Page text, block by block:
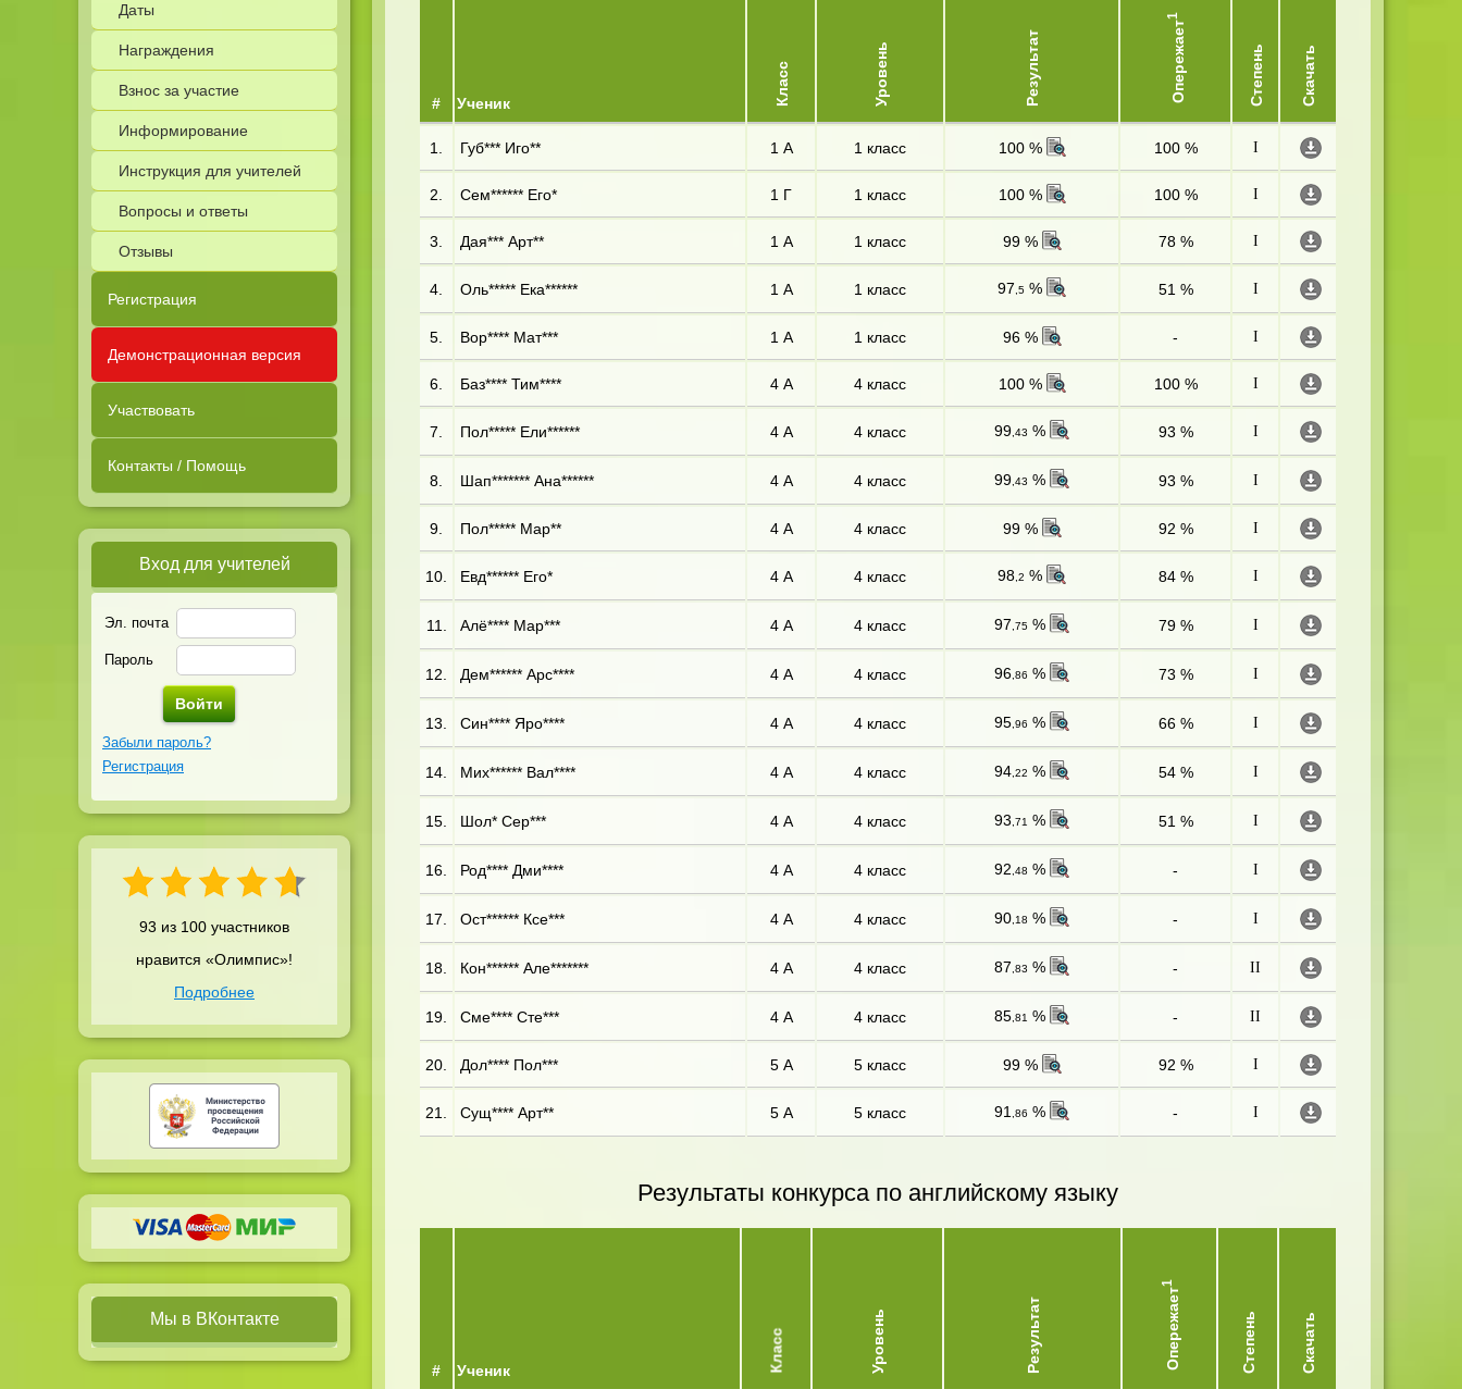
Даты
Награждения
Взнос за участие
Информирование
Инструкция для учителей
Вопросы и ответы
Отзывы
Регистрация
Демонстрационная версия
Участвовать
Контакты / Помощь
Вход для учителей
Эл. почта
Пароль
Забыли пароль?
Регистрация
93 из 100 участников
нравится «Олимпис»!
Подробнее
Мы в ВКонтакте
# Ученик Класс Уровень Результат Опережает
1
Степень Скачать
1. Губ*** Иго** 1 А 1 класс 100 % 100 % I
2. Сем****** Его* 1 Г 1 класс 100 % 100 % I
3. Дая*** Арт** 1 А 1 класс 99 % 78 % I
4. Оль***** Ека****** 1 А 1 класс 97 ,5 % 51 % I
5. Вор**** Мат*** 1 А 1 класс 96 % - I
6. Баз**** Тим**** 4 А 4 класс 100 % 100 % I
7. Пол***** Ели****** 4 А 4 класс 99 ,43 % 93 % I
8. Шап******* Ана****** 4 А 4 класс 99 ,43 % 93 % I
9. Пол***** Мар** 4 А 4 класс 99 % 92 % I
10. Евд****** Его* 4 А 4 класс 98 ,2 % 84 % I
11. Алё**** Мар*** 4 А 4 класс 97 ,75 % 79 % I
12. Дем****** Арс**** 4 А 4 класс 96 ,86 % 73 % I
13. Син**** Яро**** 4 А 4 класс 95 ,96 % 66 % I
14. Мих****** Вал**** 4 А 4 класс 94 ,22 % 54 % I
15. Шол* Сер*** 4 А 4 класс 93 ,71 % 51 % I
16. Род**** Дми**** 4 А 4 класс 92 ,48 % - I
17. Ост****** Ксе*** 4 А 4 класс 90 ,18 % - I
18. Кон****** Але******* 4 А 4 класс 87 ,83 % - II
19. Сме**** Сте*** 4 А 4 класс 85 ,81 % - II
20. Дол**** Пол*** 5 А 5 класс 99 % 92 % I
21. Сущ**** Арт** 5 А 5 класс 91 ,86 % - I
Результаты конкурса по английскому языку
# Ученик Класс Уровень Результат Опережает
1
Степень Скачать